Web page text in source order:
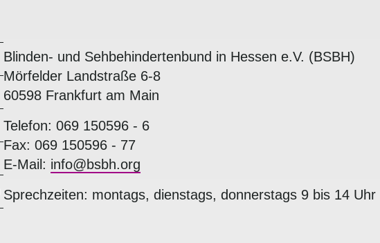
Blinden- und Sehbehindertenbund in Hessen e.V. (BSBH)
Mörfelder Landstraße 6-8
60598 Frankfurt am Main
Telefon: 069 150596 - 6
Fax: 069 150596 - 77
E-Mail: info@bsbh.org
Sprechzeiten: montags, dienstags, donnerstags 9 bis 14 Uhr